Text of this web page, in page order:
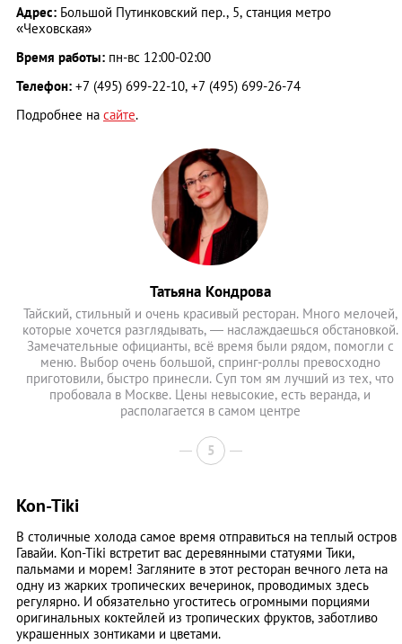
Адрес: Большой Путинковский пер., 5, станция метро
«Чеховская»
Время работы: пн-вс 12:00-02:00
Телефон: +7 (495) 699-22-10, +7 (495) 699-26-74
Подробнее на сайте.
Татьяна Кондрова
Тайский, стильный и очень красивый ресторан. Много мелочей,
которые хочется разглядывать, — наслаждаешься обстановкой.
Замечательные официанты, всё время были рядом, помогли с
меню. Выбор очень большой, спринг-роллы превосходно
приготовили, быстро принесли. Суп том ям лучший из тех, что
пробовала в Москве. Цены невысокие, есть веранда, и
располагается в самом центре
5
Kon-Tiki
В столичные холода самое время отправиться на теплый остров
Гавайи. Kon-Tiki встретит вас деревянными статуями Тики,
пальмами и морем! Загляните в этот ресторан вечного лета на
одну из жарких тропических вечеринок, проводимых здесь
регулярно. И обязательно угоститесь огромными порциями
оригинальных коктейлей из тропических фруктов, заботливо
украшенных зонтиками и цветами.